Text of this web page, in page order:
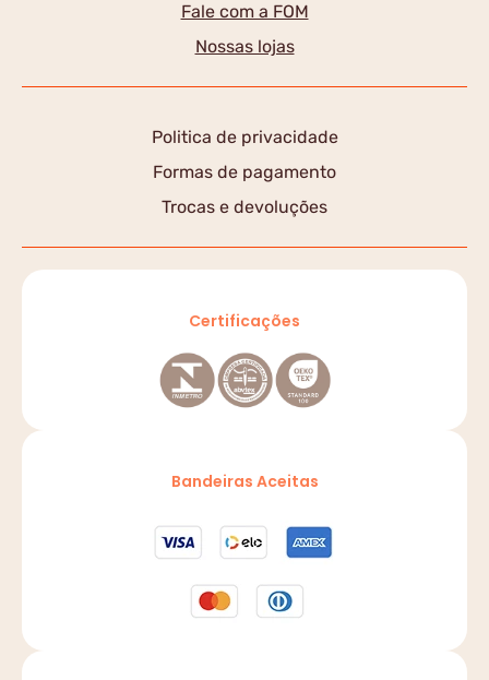
Fale com a FOM
Nossas lojas
Politica de privacidade
Formas de pagamento
Trocas e devoluções
Certificações
Bandeiras Aceitas